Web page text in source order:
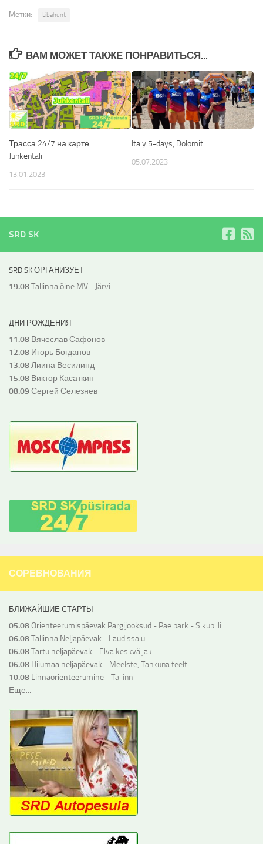
Метки: Libahunt
ВАМ МОЖЕТ ТАКЖЕ ПОНРАВИТЬСЯ...
Трасса 24/7 на карте
Juhkentali
13.01.2023
Italy 5-days, Dolomiti
05.07.2023
SRD SK
SRD SK ОРГАНИЗУЕТ
19.08Tallinna öine MV - Järvi
ДНИ РОЖДЕНИЯ
11.08 Вячеслав Сафонов
12.08 Игорь Богданов
13.08Лиина Весилинд
15.08 Виктор Касаткин
08.09Сергей Селезнев
СОРЕВНОВАНИЯ
БЛИЖАЙШИЕ СТАРТЫ
05.08 Orienteerumispäevak Pargijooksud - Pae park - Sikupilli
06.08Tallinna Neljapäevak - Laudissalu
06.08Tartu neljapäevak - Elva keskväljak
06.08 Hiiumaa neljapäevak - Meelste, Tahkuna teelt
10.08 Linnaorienteerumine - Tallinn
Еще...